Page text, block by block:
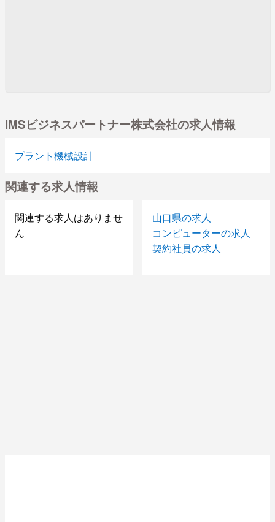
IMSビジネスパートナー株式会社の求人情報
プラント機械設計
関連する求人情報
関連する求人はありませ
ん
山口県の求人
コンピューターの求人
契約社員の求人